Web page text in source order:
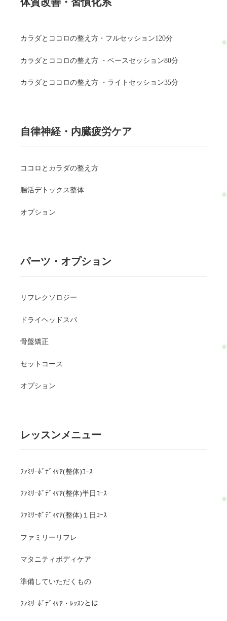
カラダとココロの整え方・フルセッション120分
カラダとココロの整え方 ・ベースセッション80分
カラダとココロの整え方 ・ライトセッション35分
自律神経・内臓疲労ケア
ココロとカラダの整え方
腸活デトックス整体
オプション
パーツ・オプション
リフレクソロジー
ドライヘッドスパ
骨盤矯正
セットコース
オプション
レッスンメニュー
ﾌｧﾐﾘｰﾎﾞﾃﾞｨｹｱ(整体)ｺｰｽ
ﾌｧﾐﾘｰﾎﾞﾃﾞｨｹｱ(整体)半日ｺｰｽ
ﾌｧﾐﾘｰﾎﾞﾃﾞｨｹｱ(整体)１日ｺｰｽ
ファミリーリフレ
マタニティボディケア
準備していただくもの
ﾌｧﾐﾘｰﾎﾞﾃﾞｨｹｱ・ﾚｯｽﾝとは